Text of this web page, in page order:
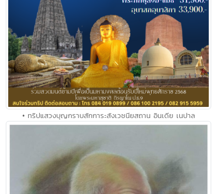
• ทริปแสวงบุญกราบสักการะสังเวชนียสถาน อินเดีย เนปาล